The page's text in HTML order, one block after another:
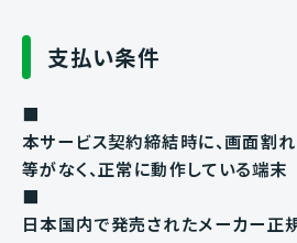
支払い条件
■
本サービス契約締結時に、画面割れ
等がなく、正常に動作している端末
■
日本国内で発売されたメーカー正